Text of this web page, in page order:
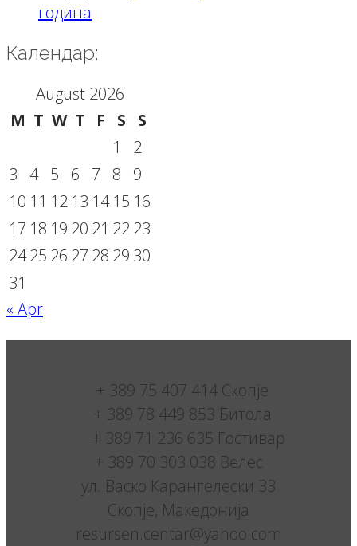
година
Календар:
August 2026
M T W T F S
S
1
2
3
4 5 6 7 8
9
10 11 12 13 14 15 16
17 18 19 20 21 2223
2425 26 27 28 29 30
31
« Apr
+ 389 75 407 414 Скопје
+ 389 78 449 853 Битола
+ 389 71 236 635 Гостивар
+ 389 70 303 038 Велес
ул. Васко Карангелески 33
Скопје, Македонија
resursen.centar@yahoo.com